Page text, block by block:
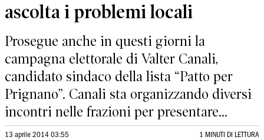
ascolta i problemi locali
Prosegue anche in questi giorni la
campagna elettorale di Valter Canali,
candidato sindaco della lista “Patto per
Prignano”. Canali sta organizzando diversi
incontri nelle frazioni per presentare...
13 aprile 2014 03:55 1 MINUTI DI LETTURA